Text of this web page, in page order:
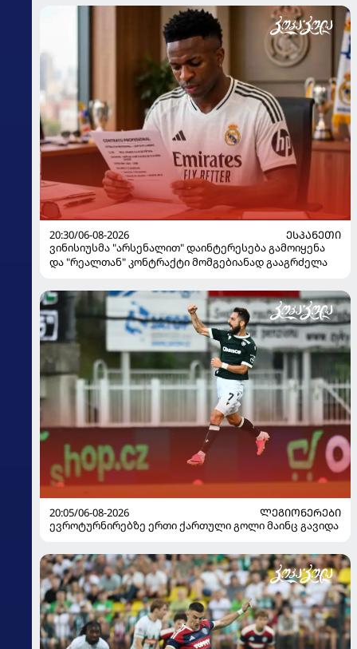
20:30/06-08-2026
ᲔᲡᲞᲐᲜᲔᲗᲘ
ვინისიუსმა "არსენალით" დაინტერესება გამოიყენა
და "რეალთან" კონტრაქტი მომგებიანად გააგრძელა
20:05/06-08-2026
ᲚᲔᲒᲘᲝᲜᲔᲠᲔᲑᲘ
ევროტურნირებზე ერთი ქართული გოლი მაინც გავიდა